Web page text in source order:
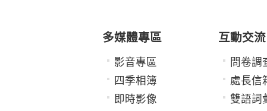
多媒體專區
影音專區
四季相簿
即時影像
互動交流
問卷調
處長信
雙語詞